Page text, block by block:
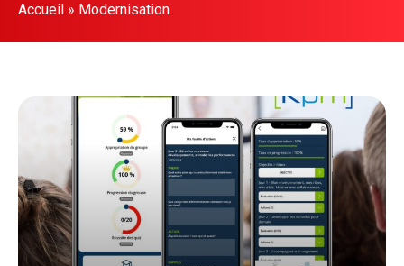
Accueil » Modernisation